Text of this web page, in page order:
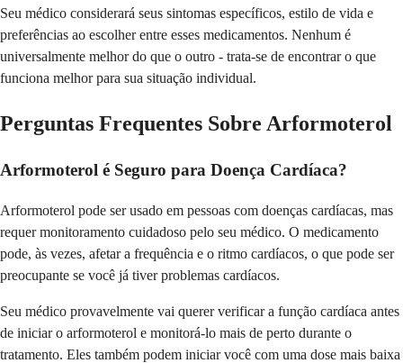
Seu médico considerará seus sintomas específicos, estilo de vida e
preferências ao escolher entre esses medicamentos. Nenhum é
universalmente melhor do que o outro - trata-se de encontrar o que
funciona melhor para sua situação individual.
Perguntas Frequentes Sobre Arformoterol
Arformoterol é Seguro para Doença Cardíaca?
Arformoterol pode ser usado em pessoas com doenças cardíacas, mas
requer monitoramento cuidadoso pelo seu médico. O medicamento
pode, às vezes, afetar a frequência e o ritmo cardíacos, o que pode ser
preocupante se você já tiver problemas cardíacos.
Seu médico provavelmente vai querer verificar a função cardíaca antes
de iniciar o arformoterol e monitorá-lo mais de perto durante o
tratamento. Eles também podem iniciar você com uma dose mais baixa